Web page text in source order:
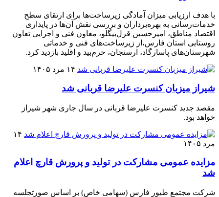
با هدف ارزیابی میزان آمادگی زیرساخت‌ها برای ارتقای سطح
خدمات‌رسانی به بهره‌برداران و بررسی نقش آن‌ها در پایداری
اقتصاد مناطق، امیرحسین قزل‌بیگلو، معاون فنی و اجرایی تعاون
روستایی استان فارس،از زیرساخت‌های فنی و خدماتی
شهرستان‌های پاسارگاد، ارسنجان، خرم‌بید و اقلید بازدید کرد.
۱۴ مرد ۱۴۰۵
شیراز میزبان کنسرت علیرضا قربانی شد
مقصد جدید کنسرت علیرضا قربانی در سال‌ جاری شهر شیراز
خواهد بود.
۱۴
مرد ۱۴۰۵
مزایده عمومی مشارکت در تولید و پرورش قارچ اعلام
شد
شرکت مجتمع طیور فارس (سهامی خاص) بر اساس صورتجلسه